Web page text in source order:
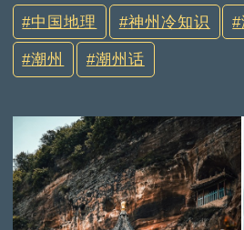
中国地理 神州冷知识
潮州 潮州话